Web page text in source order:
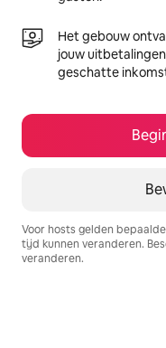
Het gebouw
jouw
geschatte
Voor hosts gelden
tijd kunnen veranderen.
veranderen.